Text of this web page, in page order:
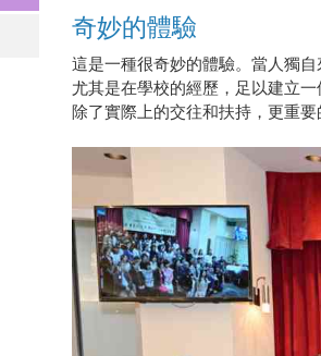
奇妙的體驗
這是一種很奇妙的體驗。當人獨
尤其是在學校的經歷，足以建立
除了實際上的交往和扶持，更重